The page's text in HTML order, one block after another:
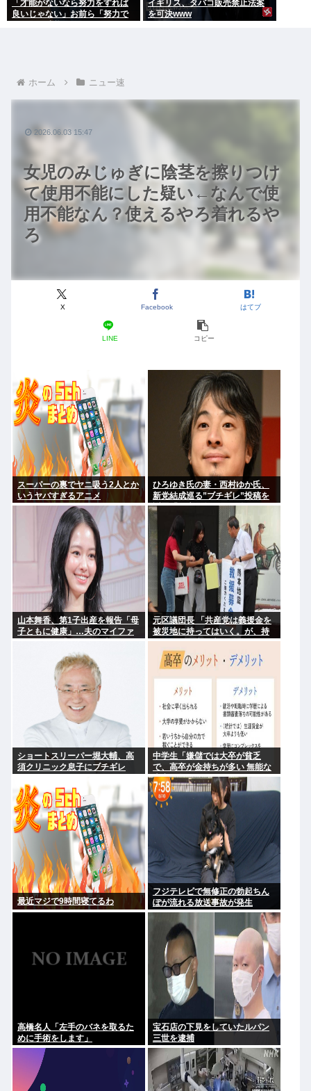
「才能がないなら努力をすれば
良いじゃない」お前ら「努力で
イギリス、タバコ販売禁止法案
を可決www
ホーム ニュー速
女児のみじゅぎに陰茎を擦りつけ
て使用不能にした疑い←なんで使
用不能なん？使えるやろ着れるや
ろ
X Facebook はてブ
LINE コピー
2026.06.03 15:47
スーパーの裏でヤニ吸う2人とか
いうヤバすぎるアニメ
ひろゆき氏の妻・西村ゆか氏、
新党結成巡る”ブチギレ”投稿を
謝罪「配慮に欠けた行動でし
た」 夫婦で投稿
山本舞香、第1子出産を報告「母
子ともに健康」…夫のマイファ
森昌子さんの孫
元区議団長 「共産党は義援金を
被災地に持ってはいく。が、持
って行った先で党の活動のため
に使う」
ショートスリーパー堀大輔、高
須クリニック息子にブチギレ
中学生「嫌儲では大卒が貧乏
で、高卒が金持ちが多い 無能な
大卒の集まりw」エックスで一万
いいね
最近マジで9時間寝てるわ
フジテレビで無修正の勃起ちん
ぽが流れる放送事故が発生
高橋名人「左手のバネを取るた
めに手術をします」
宝石店の下見をしていたルパン
三世を逮捕